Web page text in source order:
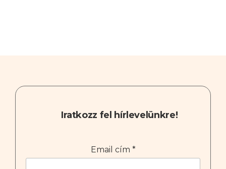
Iratkozz fel hírlevelünkre!
Email cím *